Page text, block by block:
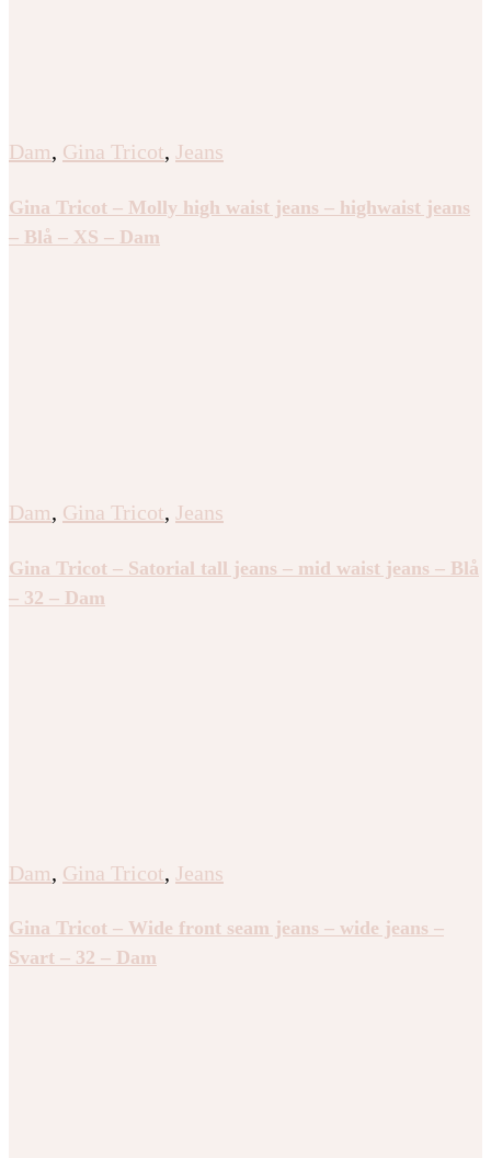
Dam, Gina Tricot, Jeans
Gina Tricot – Molly high waist jeans – highwaist jeans
– Blå – XS – Dam
Dam, Gina Tricot, Jeans
Gina Tricot – Satorial tall jeans – mid waist jeans – Blå
– 32 – Dam
Dam, Gina Tricot, Jeans
Gina Tricot – Wide front seam jeans – wide jeans –
Svart – 32 – Dam